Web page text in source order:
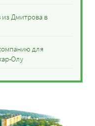
Дмитрова в
для
Олу